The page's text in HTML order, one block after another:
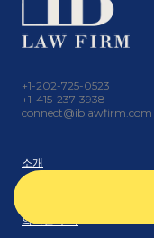
+1-202-725-0523
+1-415-237-3938
connect@iblawfirm.com
소개
의뢰인 후기